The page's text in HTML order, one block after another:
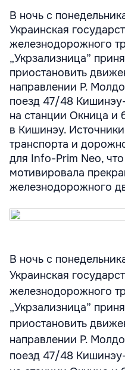
В ночь с
Украинская
железнодорожного
„Укрзализница”
приостановить
направлении Р.
поезд 47/48
на станции Окница и
в Кишинэу.
транспорта и
для Info-Prim Neo,
мотивировала
железнодорожного
В ночь с
Украинская
железнодорожного
„Укрзализница”
приостановить
направлении Р.
поезд 47/48